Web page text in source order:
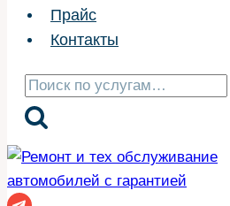
Прайс
Контакты
Искать: